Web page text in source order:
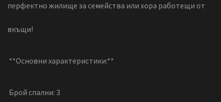
перфектно жилище за семейства или хора работещи от
вкъщи!
**Основни характеристики:**
Брой спални: 3